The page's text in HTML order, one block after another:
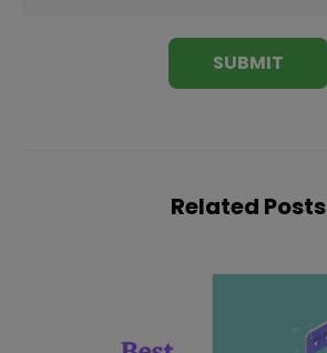
Related Posts